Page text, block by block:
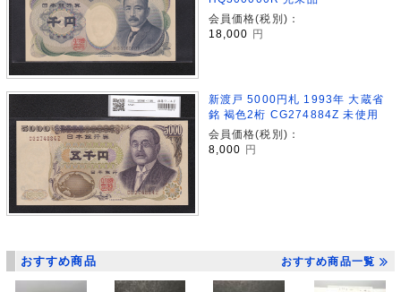
会員価格(税別)：
18,000
円
新渡戸 5000円札 1993年 大蔵省
銘 褐色2桁 CG274884Z 未使用
会員価格(税別)：
8,000 円
おすすめ商品 おすすめ商品一覧